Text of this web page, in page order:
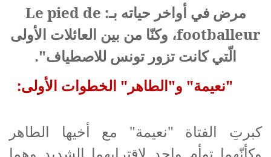
مرض في أواخر حياته بـ: Le pied de
footballeur، وكنّا من بين العائلات الأولى
الّتي كانت تزور تونس للاصطياف".
"نعيمة" و"الطاهر" الخطوات الأولى:
كبرتِ الفتاة "نعيمة" مع أخيها الطاهر